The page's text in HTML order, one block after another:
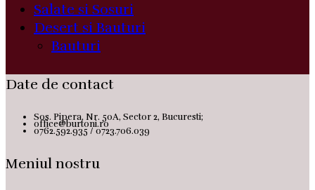
Salate si Sosuri
Desert si Bauturi
Bauturi
Date de contact
Sos. Pipera, Nr. 50A, Sector 2, Bucuresti;
office@burtoni.ro
0762.592.935 / 0723.706.039
Meniul nostru